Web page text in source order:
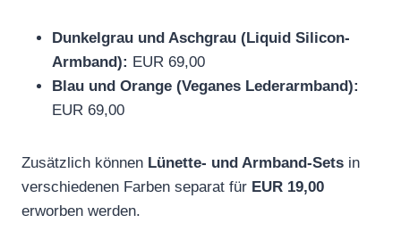
Dunkelgrau und Aschgrau (Liquid Silicon-
Armband): EUR 69,00
Blau und Orange (Veganes Lederarmband):
EUR 69,00
Zusätzlich können Lünette- und Armband-Sets in
verschiedenen Farben separat für EUR 19,00
erworben werden.